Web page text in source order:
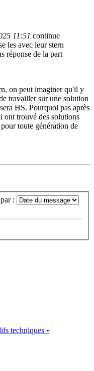
11:51 continue
les avec leur stern
réponse de la part
on peut imaginer qu'il y
travailler sur une solution
HS. Pourquoi pas après
ont trouvé des solutions
toute génération de
:
techniques »